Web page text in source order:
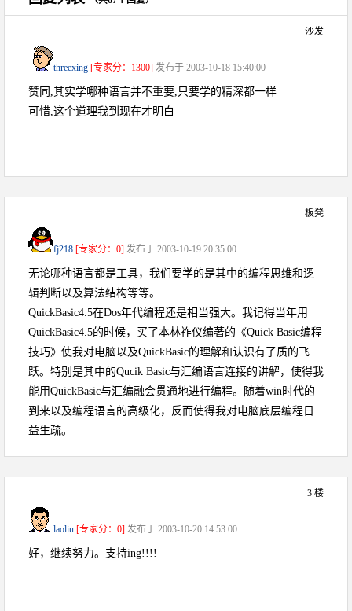
沙发
threexing [专家分：1300] 发布于 2003-10-18 15:40:00
赞同,其实学哪种语言并不重要,只要学的精深都一样
可惜,这个道理我到现在才明白
板凳
fj218 [专家分：0] 发布于 2003-10-19 20:35:00
无论哪种语言都是工具，我们要学的是其中的编程思维和逻
辑判断以及算法结构等等。
QuickBasic4.5在Dos年代编程还是相当强大。我记得当年用
QuickBasic4.5的时候，买了本林祚仪编著的《Quick Basic编程
技巧》使我对电脑以及QuickBasic的理解和认识有了质的飞
跃。特别是其中的Qucik Basic与汇编语言连接的讲解，使得我
能用QuickBasic与汇编融会贯通地进行编程。随着win时代的
到来以及编程语言的高级化，反而使得我对电脑底层编程日
益生疏。
3 楼
laoliu [专家分：0] 发布于 2003-10-20 14:53:00
好，继续努力。支持ing!!!!